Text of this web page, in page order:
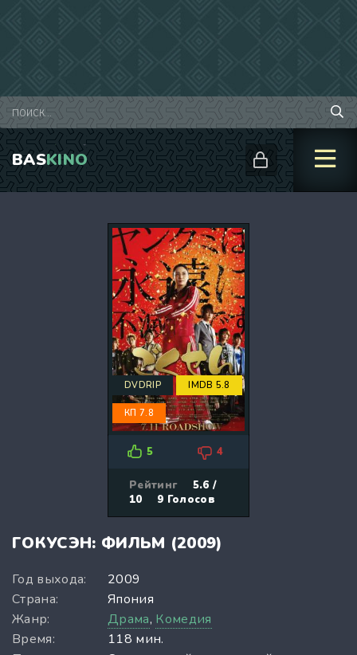
BASKINO
DVDRIP IMDB 5.8
КП 7.8
5 4
Рейтинг
5.6 /
10
9 Голосов
ГОКУСЭН: ФИЛЬМ (2009)
Год выхода:
2009
Страна:
Япония
Жанр:
Драма, Комедия
Время:
118 мин.